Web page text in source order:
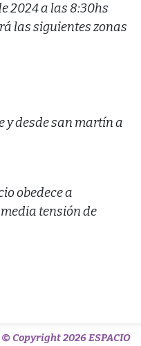
2024 a las 8:30hs
las siguientes zonas
y desde san martín a
obedece a
tensión de
© Copyright 2026 ESPACIO